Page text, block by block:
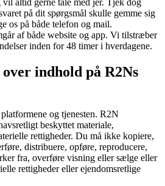
altid gerne tale med jer. Tjek dog
på dit spørgsmål skulle gemme sig
os på både telefon og mail.
af både website og app. Vi tilstræber
inden for 48 timer i hverdagene.
indhold på R2Ns
og tjenesten. R2N
beskyttet materiale,
rettigheder. Du må ikke kopiere,
distribuere, opføre, reproducere,
fra, overføre visning eller sælge eller
rettigheder eller ejendomsretlige